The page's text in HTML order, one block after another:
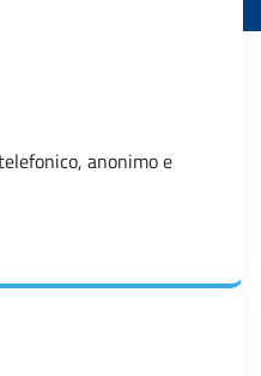
anonimo e